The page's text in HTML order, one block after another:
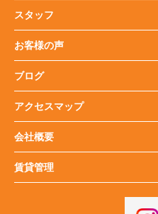
スタッフ
お客様の声
ブログ
アクセスマップ
会社概要
賃貸管理